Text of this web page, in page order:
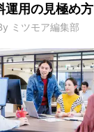
運用の見極め方
ミツモア編集部